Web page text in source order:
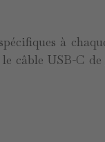
à
câble USB-C de